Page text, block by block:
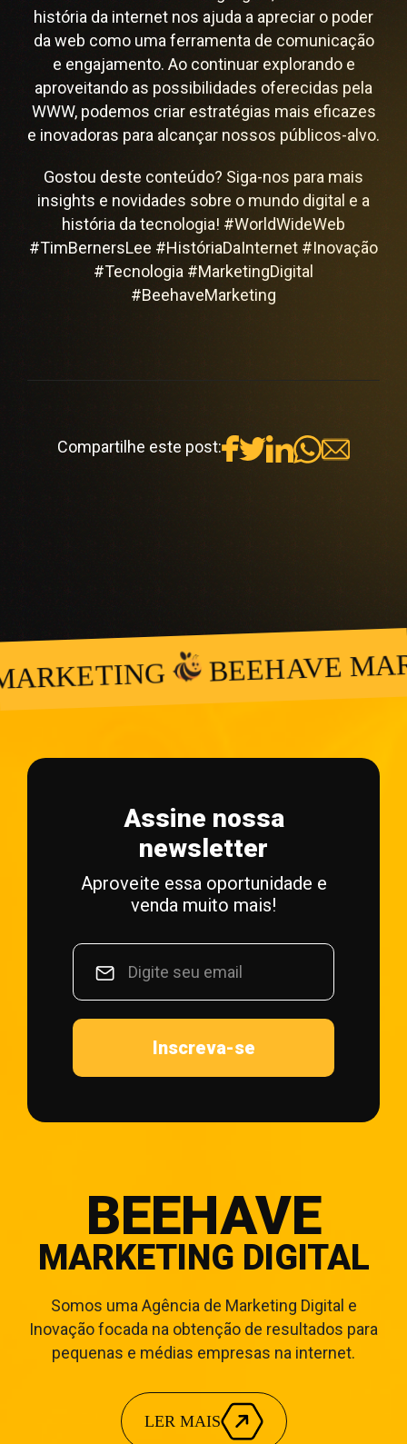
história da internet nos ajuda a apreciar o poder
da web como uma ferramenta de comunicação
e engajamento. Ao continuar explorando e
aproveitando as possibilidades oferecidas pela
WWW, podemos criar estratégias mais eficazes
e inovadoras para alcançar nossos públicos-alvo.
Gostou deste conteúdo? Siga-nos para mais
insights e novidades sobre o mundo digital e a
história da tecnologia! #WorldWideWeb
#TimBernersLee #HistóriaDaInternet #Inovação
#Tecnologia #MarketingDigital
#BeehaveMarketing
Compartilhe este post:
BEEHAVE
Assine nossa
newsletter
Aproveite essa oportunidade e
venda muito mais!
Inscreva-se
BEEHAVE
MARKETING DIGITAL
Somos uma Agência de Marketing Digital e
Inovação focada na obtenção de resultados para
pequenas e médias empresas na internet.
LER MAIS